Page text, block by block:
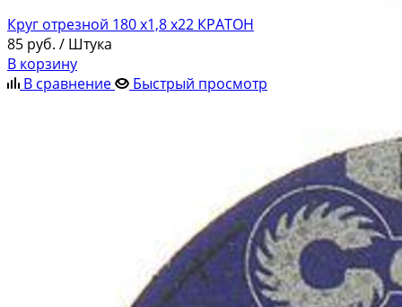
Круг отрезной 180 х1,8 х22 КРАТОН
85 руб. / Штука
В корзину
В сравнение
Быстрый просмотр